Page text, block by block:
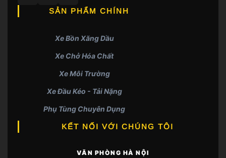
SẢN PHẨM CHÍNH
Xe Bồn Xăng Dầu
Xe Chở Hóa Chất
Xe Môi Trường
Xe Đầu Kéo - Tải Nặng
Phụ Tùng Chuyên Dụng
KẾT NỐI VỚI CHÚNG TÔI
VĂN PHÒNG HÀ NỘI